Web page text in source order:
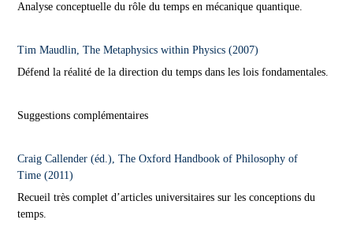
Analyse conceptuelle du rôle du temps en mécanique quantique.
Tim Maudlin, The Metaphysics within Physics (2007)
Défend la réalité de la direction du temps dans les lois fondamentales.
Suggestions complémentaires
Craig Callender (éd.), The Oxford Handbook of Philosophy of
Time (2011)
Recueil très complet d’articles universitaires sur les conceptions du
temps.